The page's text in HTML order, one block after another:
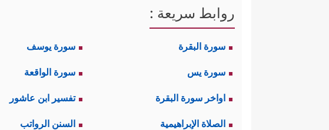
ثم يؤكِّد ويصرِّح أكثر:
﴿مَا نَنسَخۡ مِنۡ ءَایَةٍ أَوۡ نُنسِهَا نَأۡتِ
في آيات القرآن الكريم نفسها، فالآية
روابط سريعة :
سورة البقرة سورة يوسف
سورة يس سورة الواقعة
اواخر سورة البقرة تفسير ابن عاشور
الصلاة الإبراهيمية السنن الرواتب